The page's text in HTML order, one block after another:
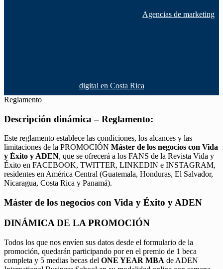
Agencias de marketing
digital en Costa Rica
Reglamento
Descripción dinámica – Reglamento:
Este reglamento establece las condiciones, los alcances y las
limitaciones de la PROMOCIÓN Máster de los negocios con Vida
y Éxito y ADEN, que se ofrecerá a los FANS de la Revista Vida y
Éxito en FACEBOOK, TWITTER, LINKEDIN e INSTAGRAM,
residentes en América Central (Guatemala, Honduras, El Salvador,
Nicaragua, Costa Rica y Panamá).
Máster de los negocios con Vida y Éxito y ADEN
DINÁMICA DE LA PROMOCIÓN
Todos los que nos envíen sus datos desde el formulario de la
promoción, quedarán participando por en el premio de 1 beca
completa y 5 medias becas del ONE YEAR MBA de ADEN